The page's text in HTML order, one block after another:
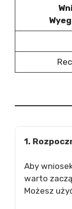
1.
Aby
warto
Możesz